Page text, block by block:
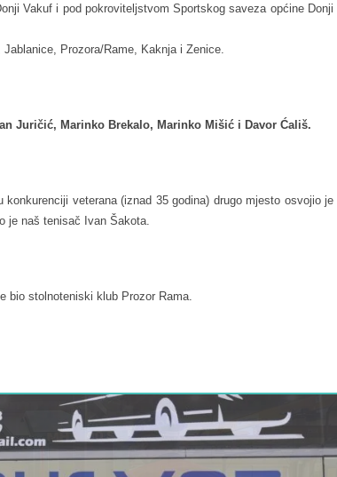
Vakuf i pod pokroviteljstvom Sportskog saveza općine Donji
Prozora/Rame, Kaknja i Zenice.
Juričić, Marinko Brekalo, Marinko Mišić i Davor Ćališ.
veterana (iznad 35 godina) drugo mjesto osvojio je
je naš tenisač Ivan Šakota.
bio stolnoteniski klub Prozor Rama.